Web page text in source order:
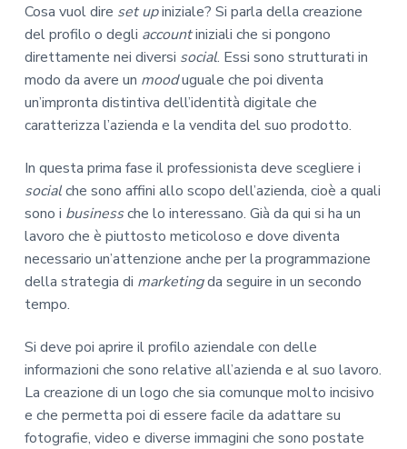
Cosa vuol dire set upiniziale? Si parla della creazione
del profilo o degli accountiniziali che si pongono
direttamente nei diversi social. Essi sono strutturati in
modo da avere un mooduguale che poi diventa
un’impronta distintiva dell’identità digitale che
caratterizza l’azienda e la vendita del suo prodotto.
In questa prima fase il professionista deve scegliere i
socialche sono affini allo scopo dell’azienda, cioè a quali
sono i businessche lo interessano. Già da qui si ha un
lavoro che è piuttosto meticoloso e dove diventa
necessario un’attenzione anche per la programmazione
della strategia di marketingda seguire in un secondo
tempo.
Si deve poi aprire il profilo aziendale con delle
informazioni che sono relative all’azienda e al suo lavoro.
La creazione di un logo che sia comunque molto incisivo
e che permetta poi di essere facile da adattare su
fotografie, video e diverse immagini che sono postate